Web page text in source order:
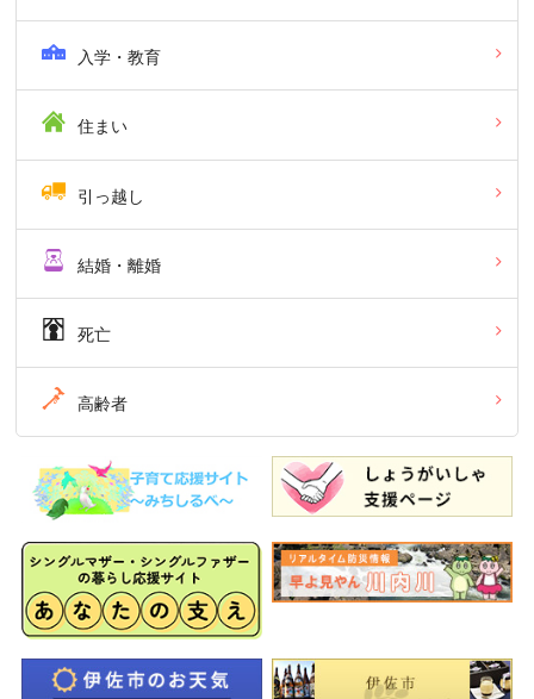
入学・教育
住まい
引っ越し
結婚・離婚
死亡
高齢者